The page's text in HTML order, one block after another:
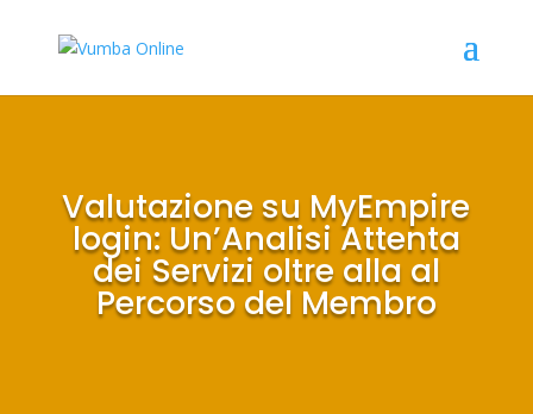
Valutazione su MyEmpire
login: Un’Analisi Attenta
dei Servizi oltre alla al
Percorso del Membro